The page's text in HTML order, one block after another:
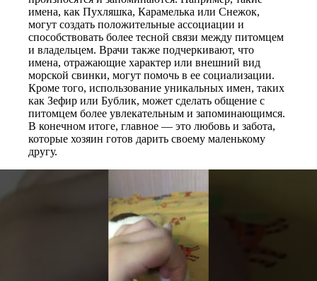
имена, как Пухляшка, Карамелька или Снежок,
могут создать положительные ассоциации и
способствовать более тесной связи между питомцем
и владельцем. Врачи также подчеркивают, что
имена, отражающие характер или внешний вид
морской свинки, могут помочь в ее социализации.
Кроме того, использование уникальных имен, таких
как Зефир или Бублик, может сделать общение с
питомцем более увлекательным и запоминающимся.
В конечном итоге, главное — это любовь и забота,
которые хозяин готов дарить своему маленькому
другу.